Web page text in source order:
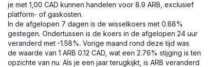
je met 1,00 CAD kunnen handelen voor 8.9 ARB, exclusief
platform- of gaskosten.
In de afgelopen 7 dagen is de wisselkoers met 0.88%
gestegen. Ondertussen is de koers in de afgelopen 24 uur
veranderd met -1.58%. Vorige maand rond deze tijd was
de waarde van 1 ARB 0.12 CAD, wat een 2.76% stijging is ten
opzichte van nu. Als je een jaar terugkijkt, is ARB veranderd